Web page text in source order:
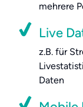
mehrere
Live
z.B. für
Daten